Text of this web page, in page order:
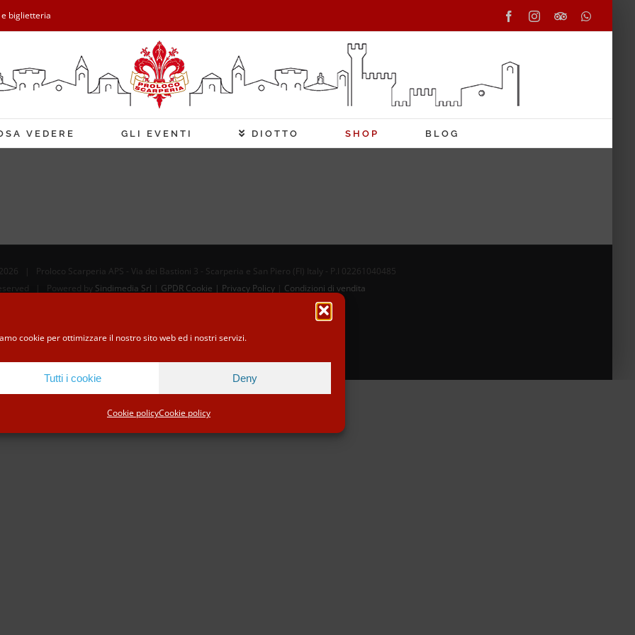
cookie per ottimizzare il nostro sito web ed i nostri servizi.
Tutti i cookie Deny
Cookie policyCookie policy
biglietteria FacebookInstagramTripadvisor
VEDERE GLI EVENTI DIOTTO SHOP BLOG
| Proloco Scarperia APS - Via dei Bastioni 3 - Scarperia e San Piero (FI) Italy - P.I 02261040485
| Powered by Sindimedia Srl GPDR Cookie | Privacy Policy Condizioni di vendita